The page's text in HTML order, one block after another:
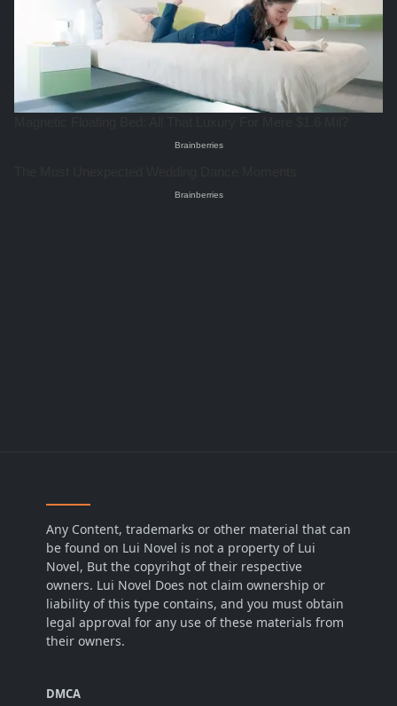
Any Content, trademarks or other material that can
be found on Lui Novel is not a property of Lui
Novel, But the copyrihgt of their respective
owners. Lui Novel Does not claim ownership or
liability of this type contains, and you must obtain
legal approval for any use of these materials from
their owners.
DMCA